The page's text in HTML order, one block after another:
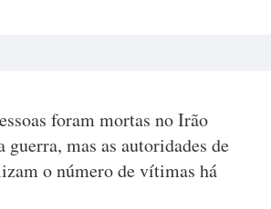
foram mortas no Irão
guerra, mas as autoridades de
o número de vítimas há